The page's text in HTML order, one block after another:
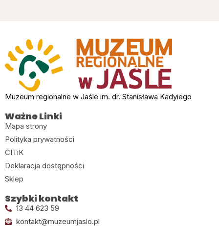
Muzeum regionalne w Jaśle im. dr. Stanisława Kadyiego
Ważne Linki
Mapa strony
Polityka prywatności
CITiK
Deklaracja dostępności
Sklep
Szybki kontakt
13 44 623 59
kontakt@muzeumjaslo.pl